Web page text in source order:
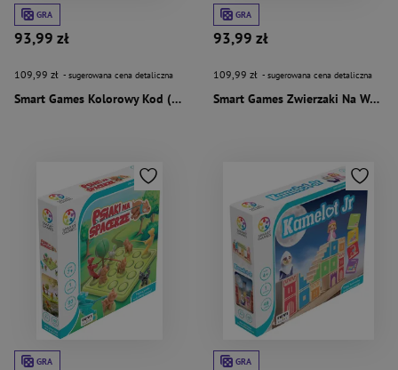
GRA
93,99 zł
109,99 zł - sugerowana cena detaliczna
Smart Games Kolorowy Kod (PL) IUVI Games
GRA
93,99 zł
109,99 zł - sugerowana cena detaliczna
Smart Games Zwierzaki Na Wsi (PL) IUVI Games
GRA GRA